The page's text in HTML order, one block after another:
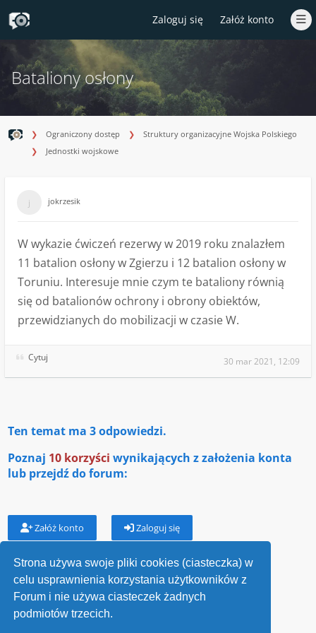
Strona używa swoje pliki cookies (ciasteczka) w
celu usprawnienia korzystania użytkowników z
Forum i nie używa ciasteczek żadnych
podmiotów trzecich.
Zaloguj się Załóż konto
Bataliony osłony
Ograniczony dostęp
Struktury organizacyjne Wojska Polskiego
Jednostki wojskowe
jokrzesik
W wykazie ćwiczeń rezerwy w 2019 roku znalazłem
11 batalion osłony w Zgierzu i 12 batalion osłony w
Toruniu. Interesuje mnie czym te bataliony równią
się od batalionów ochrony i obrony obiektów,
przewidzianych do mobilizacji w czasie W.
Cytuj 30 mar 2021, 12:09
Ten temat ma 3odpowiedzi.
Poznaj 10 korzyści wynikających z założenia konta
lub przejdź do forum:
Załóż konto Zaloguj się
Wróć do „Jednostki wojskowe”